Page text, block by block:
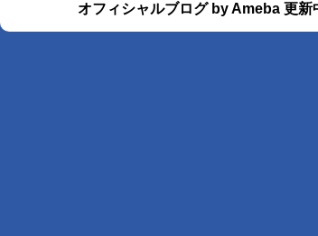
オフィシャルブログ by Ameba 更新